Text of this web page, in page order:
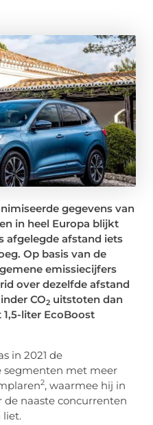
gegevens van
in heel Europa blijkt
afgelegde afstand iets
Op basis van de
emissiecijfers
over dezelfde afstand
CO2 uitstoten dan
liter EcoBoost
in 2021 de
segmenten met meer
2, waarmee hij in
naaste concurrenten
liet.